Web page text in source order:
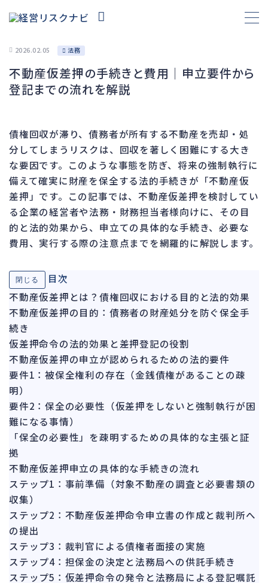
財務 665
資金繰り 192
資産売却 193
法務
差押・強制執行 230
法令違反・行政処分 319
訴訟・不正 283
損害賠償・知的財産 273
ガバナンス
再建準備 67
人事労務
人件費 20
労働問題
解雇・退職 138
事業運営
情報漏洩・サイバー 256
事業再編 69
手続 664
私的整理
債権者対応 19
2026.02.05 法務
不動産仮差押の手続きと費用｜申立要件から
登記までの流れを解説
債権回収が滞り、債務者が所有する不動産を売却・処
分してしまうリスクは、回収を著しく困難にする大き
な要因です。このような事態を防ぎ、将来の強制執行に
備えて確実に財産を保全する法的手続きが「不動産仮
差押」です。この記事では、不動産仮差押を検討してい
る企業の経営者や法務・財務担当者様向けに、その目
的と法的効果から、申立ての具体的な手続き、必要な
費用、実行する際の注意点までを網羅的に解説します。
閉じる
目次
不動産仮差押とは？債権回収における目的と法的効果
不動産仮差押の目的：債務者の財産処分を防ぐ保全手
続き
仮差押命令の法的効果と差押登記の役割
不動産仮差押の申立が認められるための法的要件
要件1：被保全権利の存在（金銭債権があることの疎
明）
要件2：保全の必要性（仮差押をしないと強制執行が困
難になる事情）
「保全の必要性」を疎明するための具体的な主張と証
拠
不動産仮差押申立の具体的な手続きの流れ
ステップ1：事前準備（対象不動産の調査と必要書類の
収集）
ステップ2：不動産仮差押命令申立書の作成と裁判所へ
の提出
ステップ3：裁判官による債権者面接の実施
ステップ4：担保金の決定と法務局への供託手続き
ステップ5：仮差押命令の発令と法務局による登記嘱託